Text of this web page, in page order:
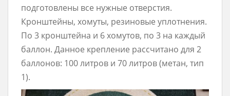
подготовлены все нужные отверстия.
Кронштейны, хомуты, резиновые уплотнения.
По 3 кронштейна и 6 хомутов, по 3 на каждый
баллон. Данное крепление рассчитано для 2
баллонов: 100 литров и 70 литров (метан, тип
1).